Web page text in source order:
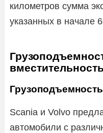
километров сумма
указанных в начале
Грузоподъемность
Scania и Volvo
автомобили с